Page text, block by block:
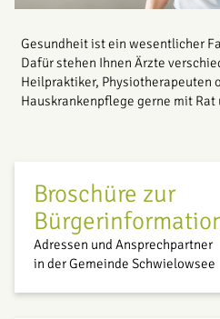
Gesundheit ist ein wesentlicher
Dafür stehen Ihnen Ärzte
Heilpraktiker, Physiotherapeuten
Hauskrankenpflege gerne mit Rat
Broschüre zur
Adressen und Ansprechpartner
in der Gemeinde Schwielowsee